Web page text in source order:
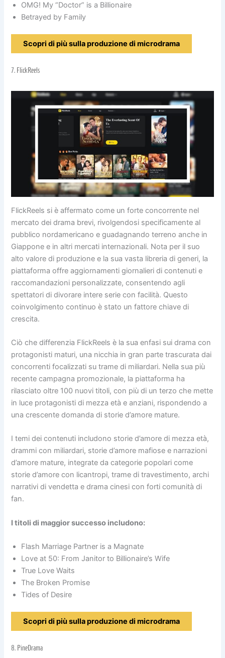
OMG! My “Doctor” is a Billionaire
Betrayed by Family
Scopri di più sulla produzione di microdrama
7. FlickReels
FlickReels si è affermato come un forte concorrente nel
mercato dei drama brevi, rivolgendosi specificamente al
pubblico nordamericano e guadagnando terreno anche in
Giappone e in altri mercati internazionali. Nota per il suo
alto valore di produzione e la sua vasta libreria di generi, la
piattaforma offre aggiornamenti giornalieri di contenuti e
raccomandazioni personalizzate, consentendo agli
spettatori di divorare intere serie con facilità. Questo
coinvolgimento continuo è stato un fattore chiave di
crescita.
Ciò che differenzia FlickReels è la sua enfasi sui drama con
protagonisti maturi, una nicchia in gran parte trascurata dai
concorrenti focalizzati su trame di miliardari. Nella sua più
recente campagna promozionale, la piattaforma ha
rilasciato oltre 100 nuovi titoli, con più di un terzo che mette
in luce protagonisti di mezza età e anziani, rispondendo a
una crescente domanda di storie d’amore mature.
I temi dei contenuti includono storie d’amore di mezza età,
drammi con miliardari, storie d’amore mafiose e narrazioni
d’amore mature, integrate da categorie popolari come
storie d’amore con licantropi, trame di travestimento, archi
narrativi di vendetta e drama cinesi con forti comunità di
fan.
I titoli di maggior successo includono:
Flash Marriage Partner is a Magnate
Love at 50: From Janitor to Billionaire’s Wife
True Love Waits
The Broken Promise
Tides of Desire
Scopri di più sulla produzione di microdrama
8. PineDrama